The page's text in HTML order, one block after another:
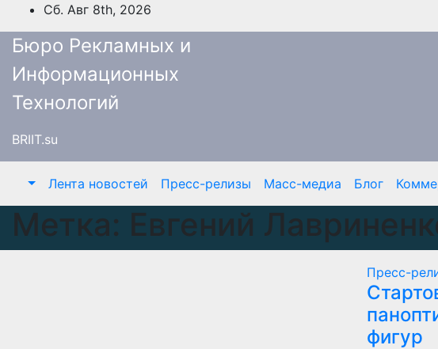
Перейти
к
содержимому
Сб. Авг 8th, 2026
Бюро Рекламных и
Информационных
Технологий
BRIIT.su
Лента новостей Пресс-релизы Масс-медиа Блог
Метка: Евгений
Пресс-
фигур